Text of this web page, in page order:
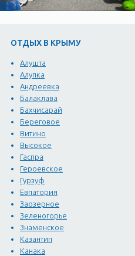
ОТДЫХ В КРЫМУ
Алушта
Алупка
Андреевка
Балаклава
Бахчисарай
Береговое
Витино
Высокое
Гаспра
Героевское
Гурзуф
Евпатория
Заозерное
Зеленогорье
Знаменское
Казантип
Канака